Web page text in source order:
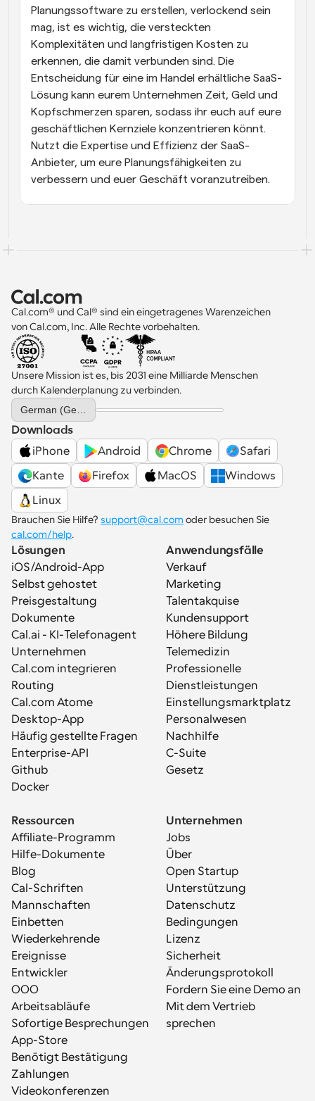
Planungssoftware zu erstellen, verlockend sein
mag, ist es wichtig, die versteckten
Komplexitäten und langfristigen Kosten zu
erkennen, die damit verbunden sind. Die
Entscheidung für eine im Handel erhältliche SaaS-
Lösung kann eurem Unternehmen Zeit, Geld und
Kopfschmerzen sparen, sodass ihr euch auf eure
geschäftlichen Kernziele konzentrieren könnt.
Nutzt die Expertise und Effizienz der SaaS-
Anbieter, um eure Planungsfähigkeiten zu
verbessern und euer Geschäft voranzutreiben.
Cal.com® und Cal® sind ein eingetragenes Warenzeichen
von Cal.com, Inc. Alle Rechte vorbehalten.
Unsere Mission ist es, bis 2031 eine Milliarde Menschen
durch Kalenderplanung zu verbinden.
Select Language
Downloads
iPhone
Android Chrome
Safari
Kante
Firefox MacOS
Windows
Linux
Brauchen Sie Hilfe? support@cal.com
cal.com/help.
Lösungen
iOS/Android-App
Selbst gehostet
Preisgestaltung
Dokumente
Cal.ai - KI-Telefonagent
Unternehmen
Cal.com integrieren
Routing
Cal.com Atome
Desktop-App
Häufig gestellte Fragen
Enterprise-API
Github
Docker
Anwendungsfälle
Verkauf
Marketing
Talentakquise
Kundensupport
Höhere Bildung
Telemedizin
Professionelle
Dienstleistungen
Einstellungsmarktplatz
Personalwesen
Nachhilfe
C-Suite
Gesetz
Ressourcen
Affiliate-Programm
Hilfe-Dokumente
Blog
Cal-Schriften
Mannschaften
Einbetten
Wiederkehrende
Ereignisse
Entwickler
OOO
Arbeitsabläufe
Sofortige Besprechungen
App-Store
Benötigt Bestätigung
Zahlungen
Videokonferenzen
Unternehmen
Jobs
Über
Open Startup
Unterstützung
Datenschutz
Bedingungen
Lizenz
Sicherheit
Änderungsprotokoll
Fordern Sie eine Demo an
Mit dem Vertrieb
sprechen